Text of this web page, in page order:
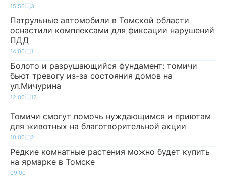
15:56 3
Патрульные автомобили в Томской области
оснастили комплексами для фиксации нарушений
ПДД
14:00 1
Болото и разрушающийся фундамент: томичи
бьют тревогу из-за состояния домов на
ул.Мичурина
12:00 12
Томичи смогут помочь нуждающимся и приютам
для животных на благотворительной акции
10:00 2
Редкие комнатные растения можно будет купить
на ярмарке в Томске
09:00